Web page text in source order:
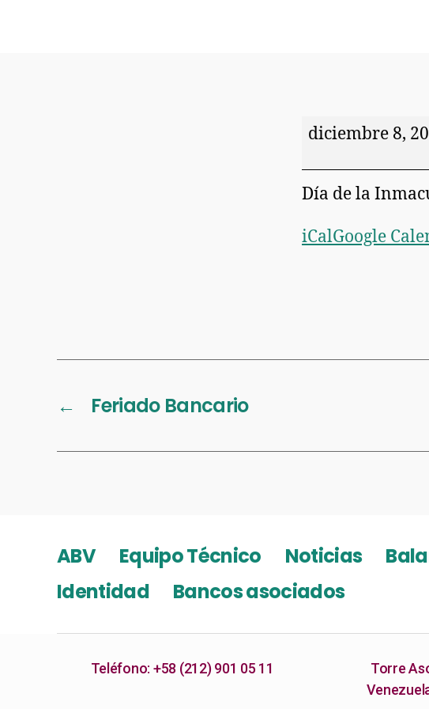
diciembre 8,
Día de la
iCalGoogle
← Feriado Bancario
ABV Equipo Técnico Noticias
Identidad
Bancos asociados
Teléfono: +58 (212) 901 05 11
Torre